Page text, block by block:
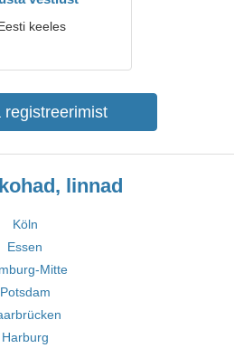
keeles
registreerimist
linnad
Köln
Essen
Mitte
Potsdam
Harburg